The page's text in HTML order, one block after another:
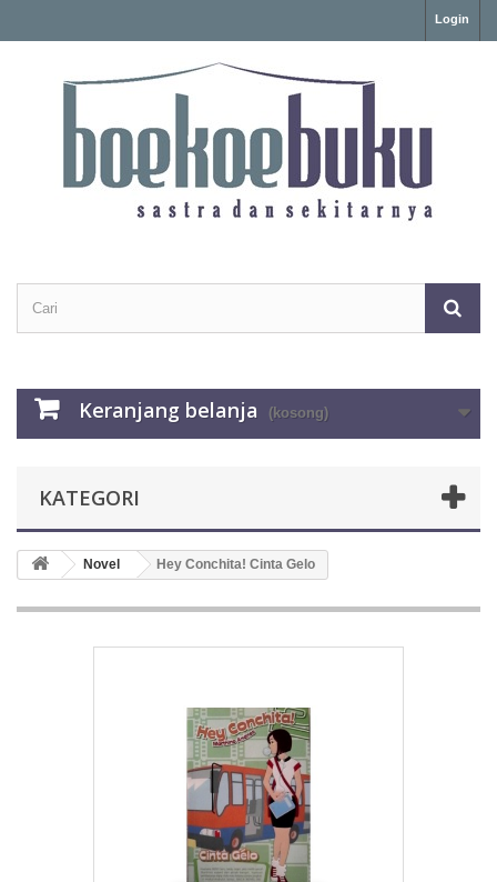
Login
Keranjang belanja (kosong)
KATEGORI
Novel Hey Conchita! Cinta Gelo